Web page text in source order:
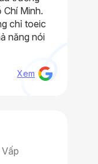
Minh.
chỉ toeic
năng nói
Xem